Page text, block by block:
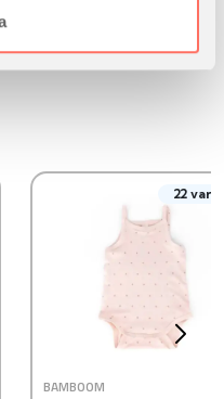
il nostro sito con i
analisi dei dati web,
potrebbero combinarle
22
BAMBOOM